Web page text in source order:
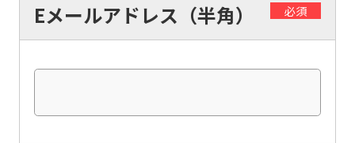
Eメールアドレス（半角） 必須